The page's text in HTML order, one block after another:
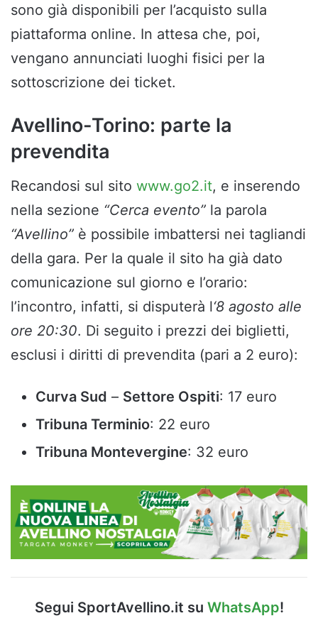
sono già disponibili per l’acquisto sulla
piattaforma online. In attesa che, poi,
vengano annunciati luoghi fisici per la
sottoscrizione dei ticket.
Avellino-Torino: parte la
prevendita
Recandosi sul sito www.go2.it, e inserendo
nella sezione “Cerca evento” la parola
“Avellino” è possibile imbattersi nei tagliandi
della gara. Per la quale il sito ha già dato
comunicazione sul giorno e l’orario:
l’incontro, infatti, si disputerà l‘8 agosto alle
ore 20:30. Di seguito i prezzi dei biglietti,
esclusi i diritti di prevendita (pari a 2 euro):
Curva Sud – Settore Ospiti: 17 euro
Tribuna Terminio: 22 euro
Tribuna Montevergine: 32 euro
Segui SportAvellino.it su WhatsApp!